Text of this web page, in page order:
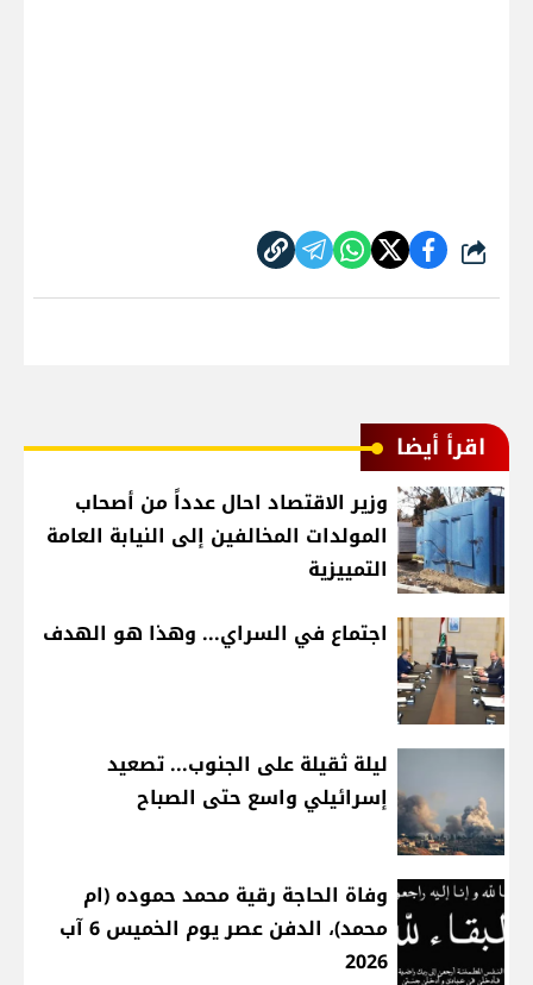
شارك
اقرأ أيضا
وزير الاقتصاد احال عدداً من أصحاب
المولدات المخالفين إلى النيابة العامة
التمييزية
اجتماع في السراي... وهذا هو الهدف
ليلة ثقيلة على الجنوب... تصعيد
إسرائيلي واسع حتى الصباح
وفاة الحاجة رقية محمد حموده (ام
محمد)، الدفن عصر يوم الخميس 6 آب
2026